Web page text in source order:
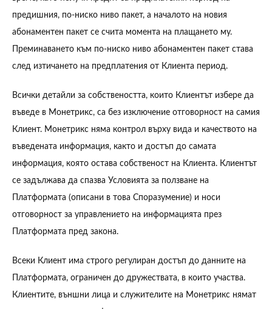
предишния, по-ниско ниво пакет, а началото на новия
абонаментен пакет се счита момента на плащането му.
Преминаването към по-ниско ниво абонаментен пакет става
след изтичането на предплатения от Клиента период.
Всички детайли за собствеността, които Клиентът избере да
въведе в Монетрикс, са без изключение отговорност на самия
Клиент. Монетрикс няма контрол върху вида и качеството на
въведената информация, както и достъп до самата
информация, която остава собственост на Клиента. Клиентът
се задължава да спазва Условията за ползване на
Платформата (описани в това Споразумение) и носи
отговорност за управлението на информацията през
Платформата пред закона.
Всеки Клиент има строго регулиран достъп до данните на
Платформата, ограничен до дружествата, в които участва.
Клиентите, външни лица и служителите на Монетрикс нямат